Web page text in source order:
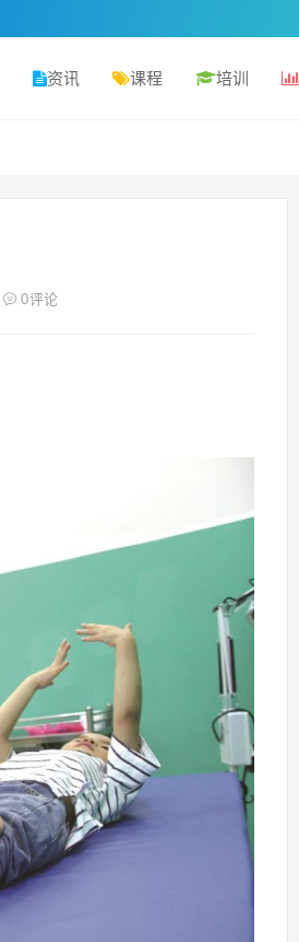
资讯 课程 培训
0评论